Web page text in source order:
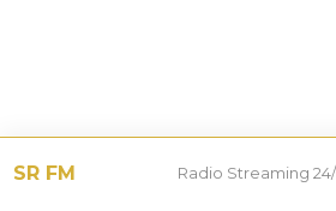
SR FM Radio Streaming